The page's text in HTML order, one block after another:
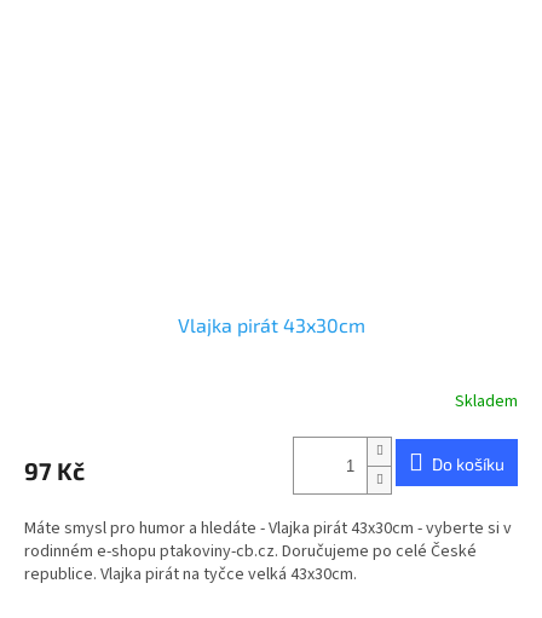
Vlajka pirát 43x30cm
je
z
5
hvězdiček.
Skladem
97 Kč Do košíku
Máte smysl pro humor a hledáte - Vlajka pirát 43x30cm - vyberte si v
rodinném e-shopu ptakoviny-cb.cz. Doručujeme po celé České
republice. Vlajka pirát na tyčce velká 43x30cm.